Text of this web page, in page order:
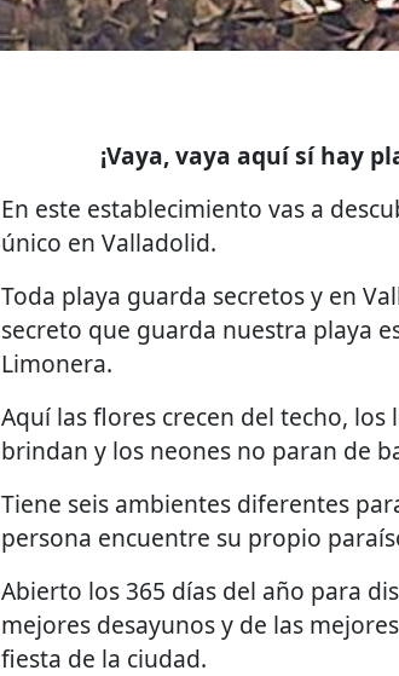
¡Vaya, vaya aquí sí hay
En este establecimiento vas a
único en Valladolid.
Toda playa guarda secretos y en
secreto que guarda nuestra playa
Limonera.
Aquí las flores crecen del techo, los
brindan y los neones no paran de
Tiene seis ambientes diferentes
persona encuentre su propio
Abierto los 365 días del año para
mejores desayunos y de las
fiesta de la ciudad.